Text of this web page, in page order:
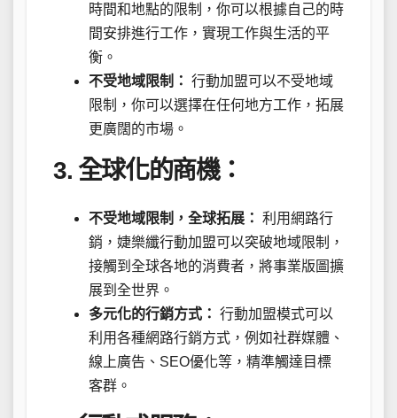
時間和地點的限制，你可以根據自己的時
間安排進行工作，實現工作與生活的平
衡。
不受地域限制： 行動加盟可以不受地域
限制，你可以選擇在任何地方工作，拓展
更廣闊的市場。
3. 全球化的商機：
不受地域限制，全球拓展： 利用網路行
銷，婕樂纖行動加盟可以突破地域限制，
接觸到全球各地的消費者，將事業版圖擴
展到全世界。
多元化的行銷方式： 行動加盟模式可以
利用各種網路行銷方式，例如社群媒體、
線上廣告、SEO優化等，精準觸達目標
客群。